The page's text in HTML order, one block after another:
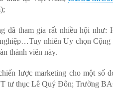
đã tham gia rất nhiều hội
nhiên Uy chọn
thành viên này.
lược marketing cho một
tư thục Lê Quý Đôn; Trường